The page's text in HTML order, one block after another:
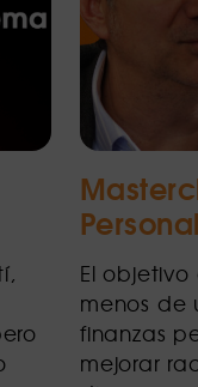
El
menos de
finanzas
mejorar